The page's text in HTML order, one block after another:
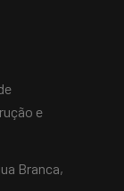
e
Branca,